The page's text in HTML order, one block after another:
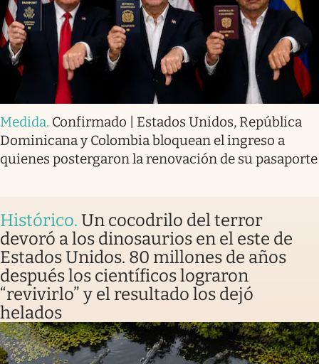
Medida. Confirmado | Estados Unidos, República
Dominicana y Colombia bloquean el ingreso a
quienes postergaron la renovación de su pasaporte
Histórico. Un cocodrilo del terror
devoró a los dinosaurios en el este de
Estados Unidos. 80 millones de años
después los científicos lograron
“revivirlo” y el resultado los dejó
helados